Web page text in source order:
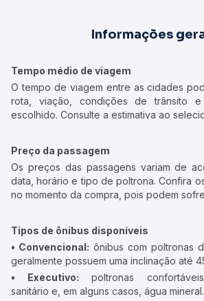
Informações
Tempo médio de viagem
O tempo de viagem entre as cidades
rota, viação, condições de trânsito
escolhido. Consulte a estimativa ao
Preço da passagem
Os preços das passagens variam de
data, horário e tipo de poltrona. Confira
no momento da compra, pois podem
Tipos de ônibus disponíveis
• Convencional: ônibus com poltronas
geralmente possuem uma inclinação até
• Executivo: poltronas
sanitário e, em alguns casos, água mineral.